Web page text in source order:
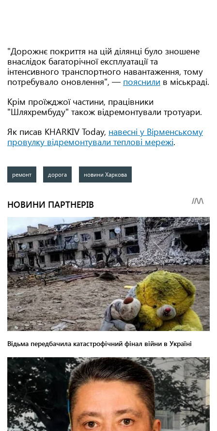
"Дорожнє покриття на цій ділянці було зношене
внаслідок багаторічної експлуатації та
інтенсивного транспортного навантаження, тому
потребувало оновлення", — пояснили в міськраді.
Крім проїжджої частини, працівники
"Шляхрембуду" також відремонтували тротуари.
Як писав KHARKIV Today, навесні у Вірменському
провулку відремонтували теплові мережі.
ремонт дорога новини Харкова